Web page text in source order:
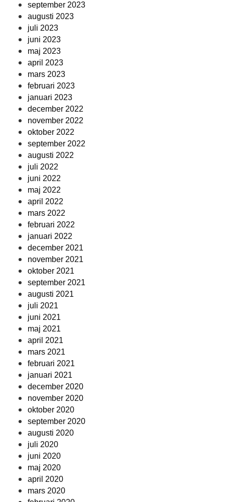
september 2023
augusti 2023
juli 2023
juni 2023
maj 2023
april 2023
mars 2023
februari 2023
januari 2023
december 2022
november 2022
oktober 2022
september 2022
augusti 2022
juli 2022
juni 2022
maj 2022
april 2022
mars 2022
februari 2022
januari 2022
december 2021
november 2021
oktober 2021
september 2021
augusti 2021
juli 2021
juni 2021
maj 2021
april 2021
mars 2021
februari 2021
januari 2021
december 2020
november 2020
oktober 2020
september 2020
augusti 2020
juli 2020
juni 2020
maj 2020
april 2020
mars 2020